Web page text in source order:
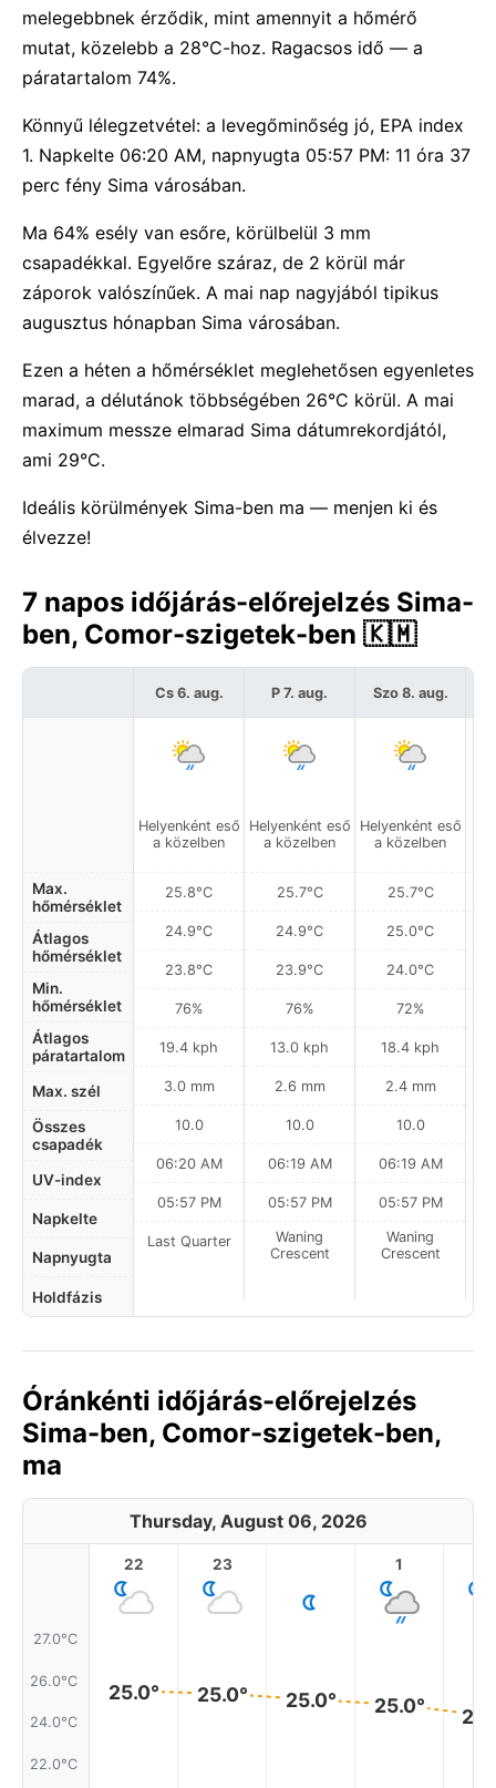
melegebbnek érződik, mint amennyit a hőmérő
mutat, közelebb a 28°C-hoz. Ragacsos idő — a
páratartalom 74%.
Könnyű lélegzetvétel: a levegőminőség jó, EPA index
1. Napkelte 06:20 AM, napnyugta 05:57 PM: 11 óra 37
perc fény Sima városában.
Ma 64% esély van esőre, körülbelül 3 mm
csapadékkal. Egyelőre száraz, de 2 körül már
záporok valószínűek. A mai nap nagyjából tipikus
augusztus hónapban Sima városában.
Ezen a héten a hőmérséklet meglehetősen egyenletes
marad, a délutánok többségében 26°C körül. A mai
maximum messze elmarad Sima dátumrekordjától,
ami 29°C.
Ideális körülmények Sima-ben ma — menjen ki és
élvezze!
7 napos időjárás-előrejelzés Sima-
ben, Comor-szigetek-ben 🇰🇲
Max.
hőmérséklet
Átlagos
hőmérséklet
Min.
hőmérséklet
Átlagos
páratartalom
Max. szél
Összes
csapadék
UV-index
Napkelte
Napnyugta
Holdfázis
Cs 6. aug.
Helyenként eső
a közelben
25.8°C
24.9°C
23.8°C
76%
19.4 kph
3.0 mm
10.0
06:20 AM
05:57 PM
Last Quarter
P 7. aug.
Helyenként eső
a közelben
25.7°C
24.9°C
23.9°C
76%
13.0 kph
2.6 mm
10.0
06:19 AM
05:57 PM
Waning
Crescent
Szo 8. aug.
Helyenként eső
a közelben
25.7°C
25.0°C
24.0°C
72%
18.4 kph
2.4 mm
10.0
06:19 AM
05:57 PM
Waning
Crescent
Óránkénti időjárás-előrejelzés
Sima-ben, Comor-szigetek-ben,
ma
Thursday, August 06, 2026
27.0°C
26.0°C
24.0°C
22.0°C
22
25.0°
23
25.0° 25.0°
1
25.0°